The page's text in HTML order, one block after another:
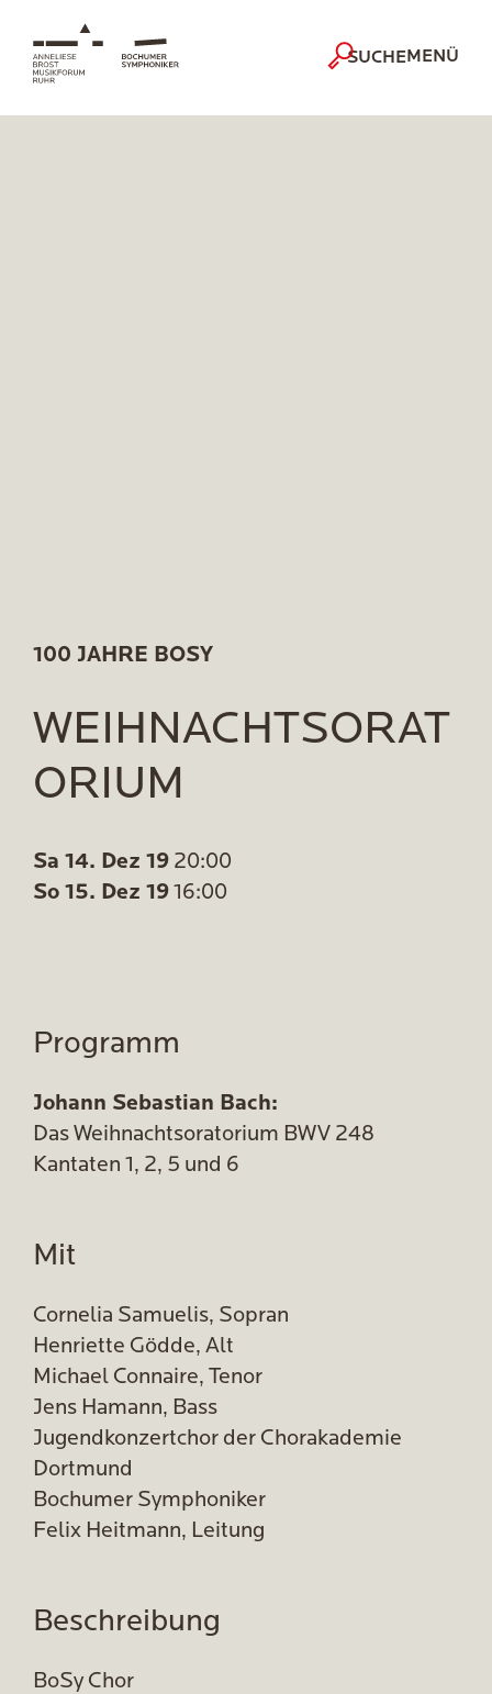
SUCHEMENÜ
100 JAHRE BOSY
WEIHNACHTSORAT
ORIUM
Sa 14. Dez 19 20:00
So 15. Dez 19 16:00
Programm
Johann Sebastian Bach:
Das Weihnachtsoratorium BWV 248
Kantaten 1, 2, 5 und 6
Mit
Cornelia Samuelis, Sopran
Henriette Gödde, Alt
Michael Connaire, Tenor
Jens Hamann, Bass
Jugendkonzertchor der Chorakademie
Dortmund
Bochumer Symphoniker
Felix Heitmann, Leitung
Beschreibung
BoSy Chor